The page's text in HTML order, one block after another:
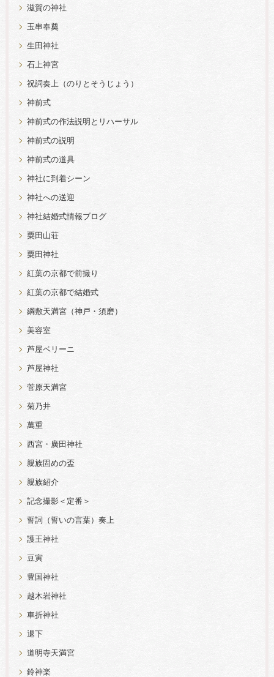
滋賀の神社
玉串奉奠
生田神社
石上神宮
祝詞奏上（のりとそうじょう）
神前式
神前式の作法説明とリハーサル
神前式の説明
神前式の道具
神社に到着シーン
神社への送迎
神社結婚式情報ブログ
粟田山荘
粟田神社
紅葉の京都で前撮り
紅葉の京都で結婚式
綱敷天満宮（神戸・須磨）
美容室
芦屋ベリーニ
芦屋神社
菅原天満宮
菊乃井
萬重
西宮・廣田神社
親族固めの盃
親族紹介
記念撮影＜定番＞
誓詞（誓いの言葉）奏上
護王神社
豆寅
豊国神社
越木岩神社
車折神社
退下
道明寺天満宮
鈴神楽